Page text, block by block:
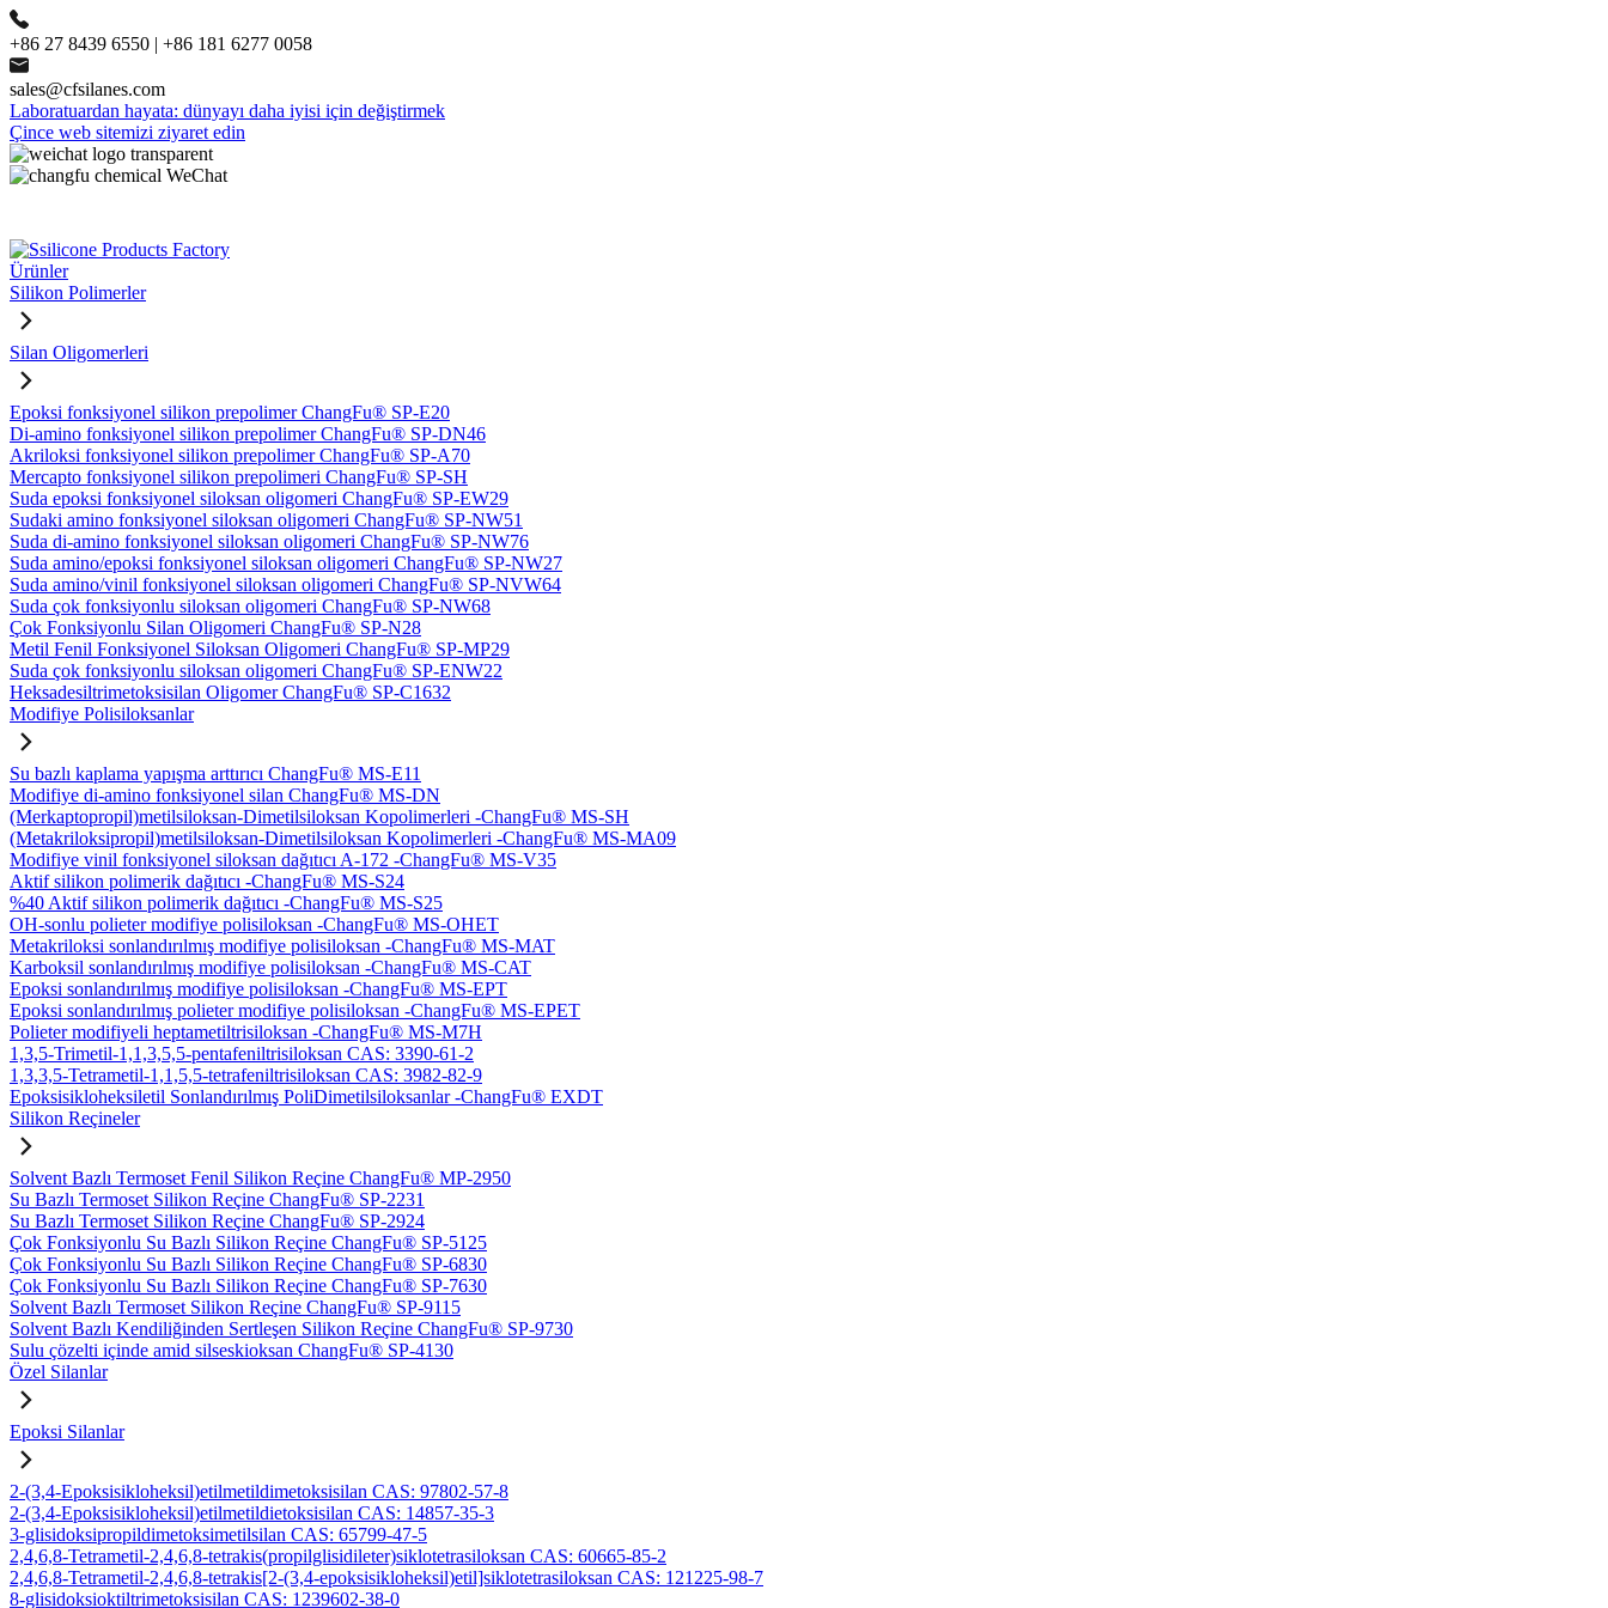
+86 27 8439 6550 | +86 181 6277 0058
sales@cfsilanes.com
Laboratuardan hayata: dünyayı daha iyisi için değiştirmek
Çince web sitemizi ziyaret edin
Ürünler
Silikon Polimerler
Silan Oligomerleri
Epoksi fonksiyonel silikon prepolimer ChangFu® SP-E20
Di-amino fonksiyonel silikon prepolimer ChangFu® SP-DN46
Akriloksi fonksiyonel silikon prepolimer ChangFu® SP-A70
Mercapto fonksiyonel silikon prepolimeri ChangFu® SP-SH
Suda epoksi fonksiyonel siloksan oligomeri ChangFu® SP-EW29
Sudaki amino fonksiyonel siloksan oligomeri ChangFu® SP-NW51
Suda di-amino fonksiyonel siloksan oligomeri ChangFu® SP-NW76
Suda amino/epoksi fonksiyonel siloksan oligomeri ChangFu® SP-NW27
Suda amino/vinil fonksiyonel siloksan oligomeri ChangFu® SP-NVW64
Suda çok fonksiyonlu siloksan oligomeri ChangFu® SP-NW68
Çok Fonksiyonlu Silan Oligomeri ChangFu® SP-N28
Metil Fenil Fonksiyonel Siloksan Oligomeri ChangFu® SP-MP29
Suda çok fonksiyonlu siloksan oligomeri ChangFu® SP-ENW22
Heksadesiltrimetoksisilan Oligomer ChangFu® SP-C1632
Modifiye Polisiloksanlar
Su bazlı kaplama yapışma arttırıcı ChangFu® MS-E11
Modifiye di-amino fonksiyonel silan ChangFu® MS-DN
(Merkaptopropil)metilsiloksan-Dimetilsiloksan Kopolimerleri -ChangFu® MS-SH
(Metakriloksipropil)metilsiloksan-Dimetilsiloksan Kopolimerleri -ChangFu® MS-MA09
Modifiye vinil fonksiyonel siloksan dağıtıcı A-172 -ChangFu® MS-V35
Aktif silikon polimerik dağıtıcı -ChangFu® MS-S24
%40 Aktif silikon polimerik dağıtıcı -ChangFu® MS-S25
OH-sonlu polieter modifiye polisiloksan -ChangFu® MS-OHET
Metakriloksi sonlandırılmış modifiye polisiloksan -ChangFu® MS-MAT
Karboksil sonlandırılmış modifiye polisiloksan -ChangFu® MS-CAT
Epoksi sonlandırılmış modifiye polisiloksan -ChangFu® MS-EPT
Epoksi sonlandırılmış polieter modifiye polisiloksan -ChangFu® MS-EPET
Polieter modifiyeli heptametiltrisiloksan -ChangFu® MS-M7H
1,3,5-Trimetil-1,1,3,5,5-pentafeniltrisiloksan CAS: 3390-61-2
1,3,3,5-Tetrametil-1,1,5,5-tetrafeniltrisiloksan CAS: 3982-82-9
Epoksisikloheksiletil Sonlandırılmış PoliDimetilsiloksanlar -ChangFu® EXDT
Silikon Reçineler
Solvent Bazlı Termoset Fenil Silikon Reçine ChangFu® MP-2950
Su Bazlı Termoset Silikon Reçine ChangFu® SP-2231
Su Bazlı Termoset Silikon Reçine ChangFu® SP-2924
Çok Fonksiyonlu Su Bazlı Silikon Reçine ChangFu® SP-5125
Çok Fonksiyonlu Su Bazlı Silikon Reçine ChangFu® SP-6830
Çok Fonksiyonlu Su Bazlı Silikon Reçine ChangFu® SP-7630
Solvent Bazlı Termoset Silikon Reçine ChangFu® SP-9115
Solvent Bazlı Kendiliğinden Sertleşen Silikon Reçine ChangFu® SP-9730
Sulu çözelti içinde amid silseskioksan ChangFu® SP-4130
Özel Silanlar
Epoksi Silanlar
2-(3,4-Epoksisikloheksil)etilmetildimetoksisilan CAS: 97802-57-8
2-(3,4-Epoksisikloheksil)etilmetildietoksisilan CAS: 14857-35-3
3-glisidoksipropildimetoksimetilsilan CAS: 65799-47-5
2,4,6,8-Tetrametil-2,4,6,8-tetrakis(propilglisidileter)siklotetrasiloksan CAS: 60665-85-2
2,4,6,8-Tetrametil-2,4,6,8-tetrakis[2-(3,4-epoksisikloheksil)etil]siklotetrasiloksan CAS: 121225-98-7
8-glisidoksioktiltrimetoksisilan CAS: 1239602-38-0